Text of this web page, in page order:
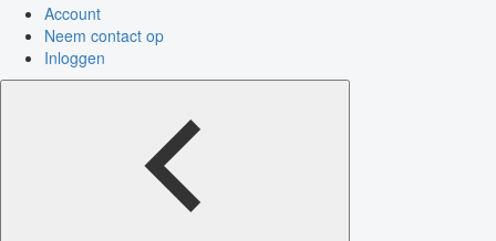
Account
Neem contact op
Inloggen